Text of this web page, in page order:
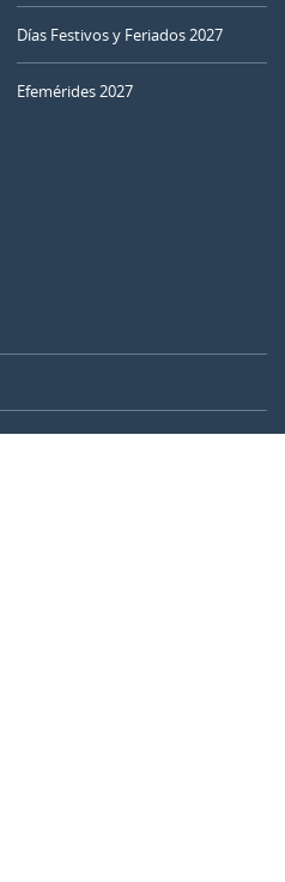
Días Festivos y Feriados 2027
Efemérides 2027